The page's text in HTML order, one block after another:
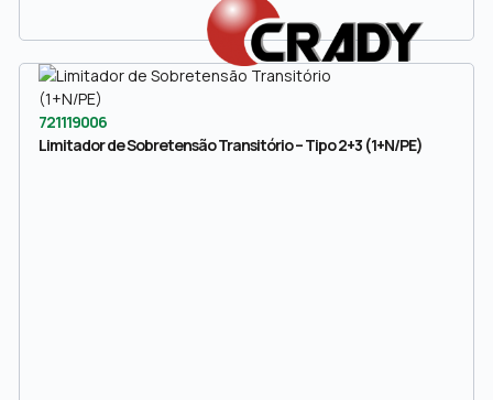
721119006
Limitador de Sobretensão Transitório – Tipo 2+3 (1+N/PE)